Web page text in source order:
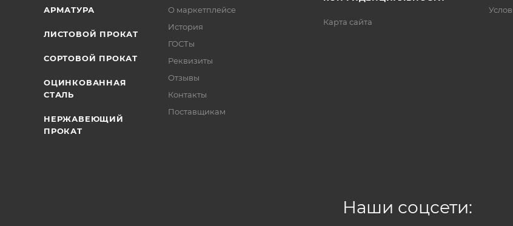
АРМАТУРА
ЛИСТОВОЙ ПРОКАТ
СОРТОВОЙ ПРОКАТ
ОЦИНКОВАННАЯ
СТАЛЬ
НЕРЖАВЕЮЩИЙ
ПРОКАТ
О маркетплейсе
История
ГОСТы
Реквизиты
Отзывы
Контакты
Поставщикам
Карта сайта
Наши соцсети: